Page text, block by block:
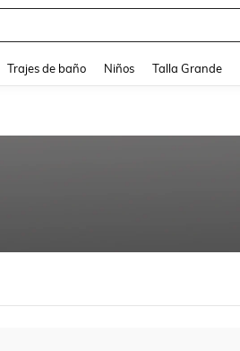
Trajes de baño Niños Talla Grande